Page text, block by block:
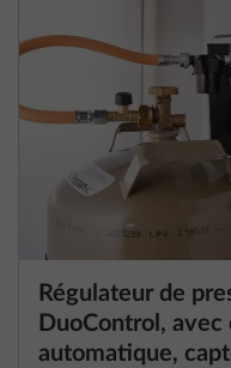
Régulateur de
DuoControl,
automatique,